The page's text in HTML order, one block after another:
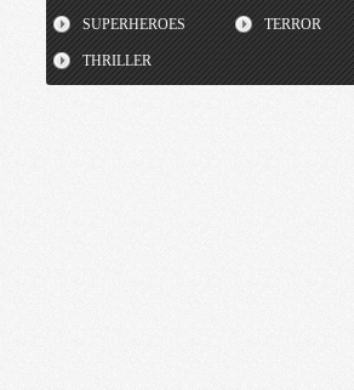
SUPERHEROES TERROR
THRILLER